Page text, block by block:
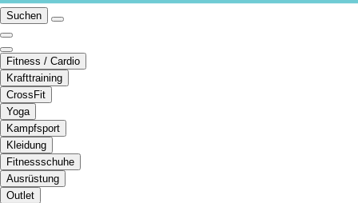
Suchen
Fitness / Cardio
Krafttraining
CrossFit
Yoga
Kampfsport
Kleidung
Fitnessschuhe
Ausrüstung
Outlet